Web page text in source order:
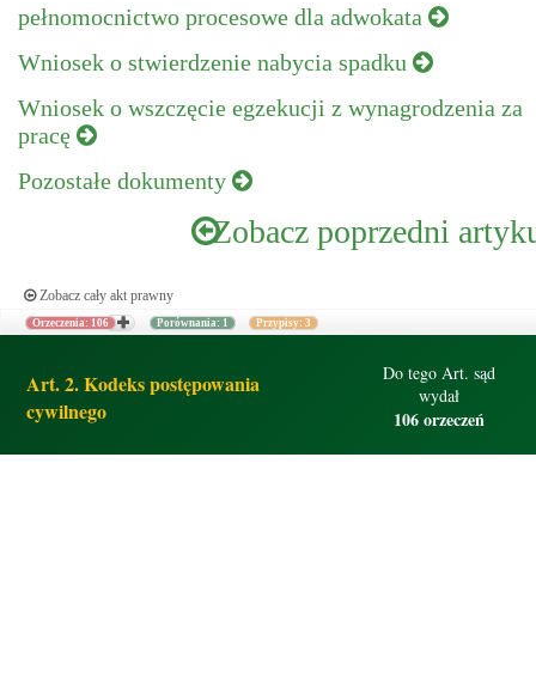
pełnomocnictwo procesowe dla adwokata
Wniosek o stwierdzenie nabycia spadku
Wniosek o wszczęcie egzekucji z wynagrodzenia za
pracę
Pozostałe dokumenty
Zobacz poprzedni
Zobacz cały akt prawny
Orzeczenia: 106 Porównania: 1 Przypisy: 3
Art. 2. Kodeks postępowania
cywilnego
Do tego Art. sąd
wydał
106 orzeczeń